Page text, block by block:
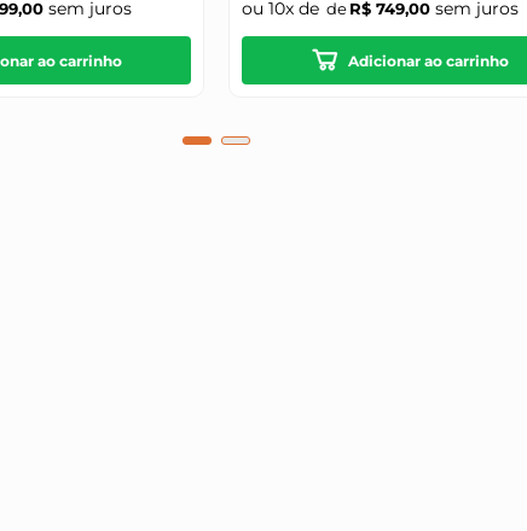
,00 sem juros
ao carrinho
ou 10x de R$ 749,00 sem juros
Adicionar ao carrinho